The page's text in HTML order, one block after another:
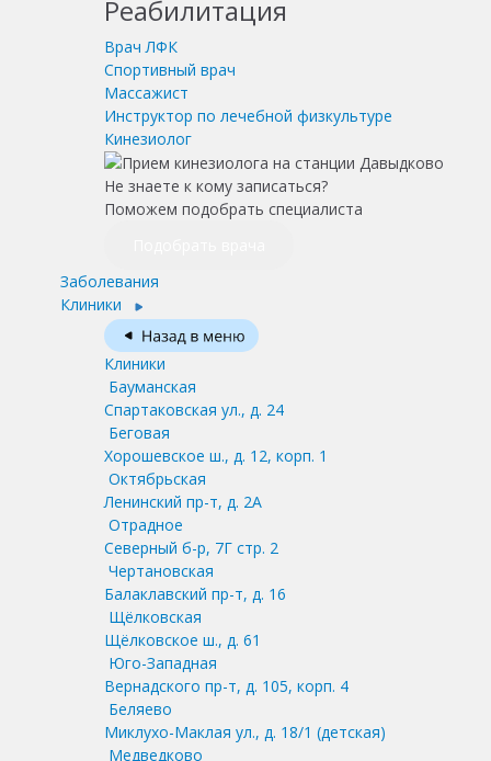
Реабилитация
Врач ЛФК
Спортивный врач
Массажист
Инструктор по лечебной физкультуре
Кинезиолог
Не знаете к кому записаться?
Поможем подобрать специалиста
Заболевания
Клиники
Клиники
Бауманская
Спартаковская ул., д. 24
Беговая
Хорошевское ш., д. 12, корп. 1
Октябрьская
Ленинский пр-т, д. 2А
Отрадное
Северный б-р, 7Г стр. 2
Чертановская
Балаклавский пр-т, д. 16
Щёлковская
Щёлковское ш., д. 61
Юго-Западная
Вернадского пр-т, д. 105, корп. 4
Беляево
Миклухо-Маклая ул., д. 18/1 (детская)
Медведково